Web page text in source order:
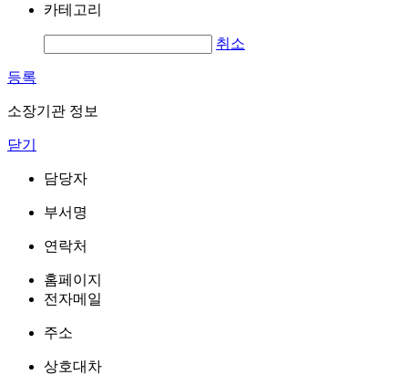
카테고리
취소
등록
소장기관 정보
닫기
담당자
부서명
연락처
홈페이지
전자메일
주소
상호대차